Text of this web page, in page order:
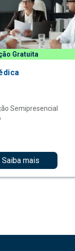
Gratuita
Semipresencial
Saiba mais